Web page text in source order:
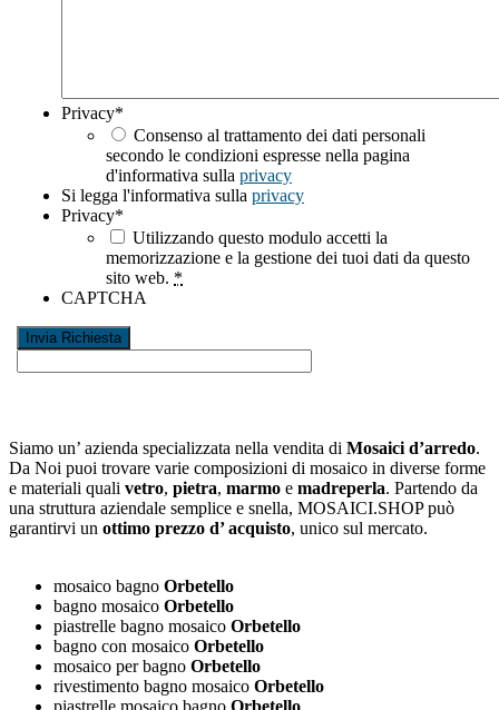
Privacy*
Consenso al trattamento dei dati personali
secondo le condizioni espresse nella pagina
d'informativa sulla privacy
Si legga l'informativa sulla privacy
Privacy*
Utilizzando questo modulo accetti la
memorizzazione e la gestione dei tuoi dati da questo
sito web. *
CAPTCHA
Siamo un’ azienda specializzata nella vendita di Mosaici d’arredo.
Da Noi puoi trovare varie composizioni di mosaico in diverse forme
e materiali quali vetro, pietra, marmo e madreperla. Partendo da
una struttura aziendale semplice e snella, MOSAICI.SHOP può
garantirvi un ottimo prezzo d’ acquisto, unico sul mercato.
mosaico bagno Orbetello
bagno mosaico Orbetello
piastrelle bagno mosaico Orbetello
bagno con mosaico Orbetello
mosaico per bagno Orbetello
rivestimento bagno mosaico Orbetello